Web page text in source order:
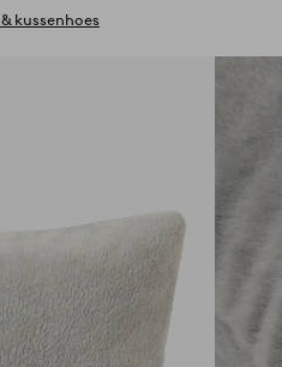
kussenhoes